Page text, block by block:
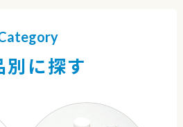
別に探す